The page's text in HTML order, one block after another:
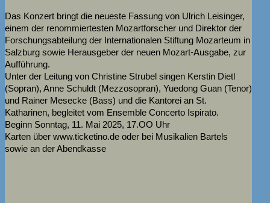
Das Konzert bringt die neueste Fassung von Ulrich Leisinger,
einem der renommiertesten Mozartforscher und Direktor der
Forschungsabteilung der Internationalen Stiftung Mozarteum in
Salzburg sowie Herausgeber der neuen Mozart-Ausgabe, zur
Aufführung.
Unter der Leitung von Christine Strubel singen Kerstin Dietl
(Sopran), Anne Schuldt (Mezzosopran), Yuedong Guan (Tenor)
und Rainer Mesecke (Bass) und die Kantorei an St.
Katharinen, begleitet vom Ensemble Concerto Ispirato.
Beginn Sonntag, 11. Mai 2025, 17.OO Uhr
Karten über www.ticketino.de oder bei Musikalien Bartels
sowie an der Abendkasse